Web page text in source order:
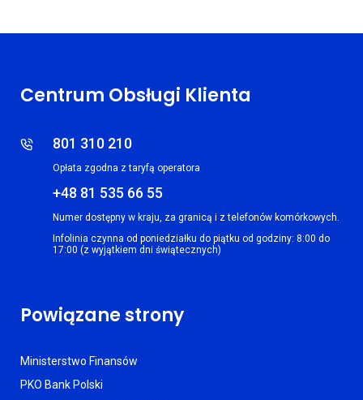
Centrum Obsługi Klienta
801 310 210
Opłata zgodna z taryfą operatora
+48 81 535 66 55
Numer dostępny w kraju, za granicą i z telefonów komórkowych.
Infolinia czynna od poniedziałku do piątku od godziny: 8:00 do
17:00 (z wyjątkiem dni świątecznych)
Powiązane strony
Ministerstwo Finansów
PKO Bank Polski